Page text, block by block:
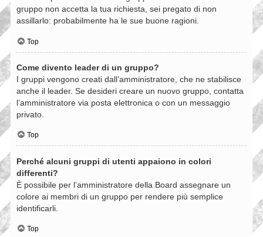
gruppo non accetta la tua richiesta, sei pregato di non
assillarlo: probabilmente ha le sue buone ragioni.
Top
Come divento leader di un gruppo?
I gruppi vengono creati dall’amministratore, che ne stabilisce
anche il leader. Se desideri creare un nuovo gruppo, contatta
l’amministratore via posta elettronica o con un messaggio
privato.
Top
Perché alcuni gruppi di utenti appaiono in colori
differenti?
È possibile per l’amministratore della Board assegnare un
colore ai membri di un gruppo per rendere più semplice
identificarli.
Top